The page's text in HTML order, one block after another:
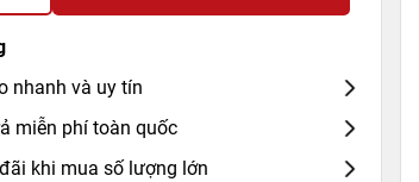
nhanh và uy tín
miễn phí toàn quốc
khi mua số lượng lớn